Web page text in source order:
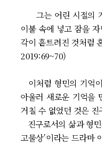
그는 어린 시절의 기
이불 속에 넣고 잠을
각이 흩트려진 것처럼
2019:69~70)
이처럼 형민의 기억
아울러 새로운 기억을
거칠 수 없었던 것은
진구로서의 삶과 형
고물상’이라는 드라마